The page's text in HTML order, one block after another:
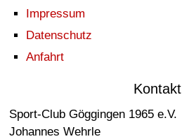
Impressum
Datenschutz
Anfahrt
Kontakt
Sport-Club Göggingen 1965 e.V.
Johannes Wehrle